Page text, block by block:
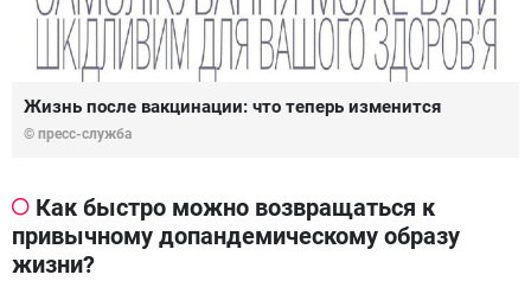
Жизнь после вакцинации: что теперь изменится
© пресс-служба
Как быстро можно возвращаться к
привычному допандемическому образу
жизни?